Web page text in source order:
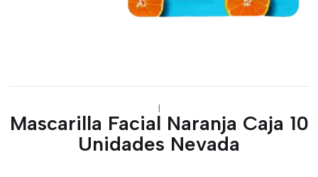
|
Mascarilla Facial Naranja Caja 10
Unidades Nevada